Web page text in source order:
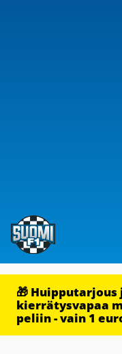
🎁
kierrätysvapaa
peliin - vain 1